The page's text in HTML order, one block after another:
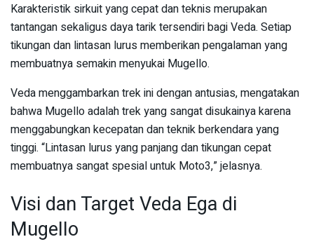
Karakteristik sirkuit yang cepat dan teknis merupakan
tantangan sekaligus daya tarik tersendiri bagi Veda. Setiap
tikungan dan lintasan lurus memberikan pengalaman yang
membuatnya semakin menyukai Mugello.
Veda menggambarkan trek ini dengan antusias, mengatakan
bahwa Mugello adalah trek yang sangat disukainya karena
menggabungkan kecepatan dan teknik berkendara yang
tinggi. “Lintasan lurus yang panjang dan tikungan cepat
membuatnya sangat spesial untuk Moto3,” jelasnya.
Visi dan Target Veda Ega di
Mugello